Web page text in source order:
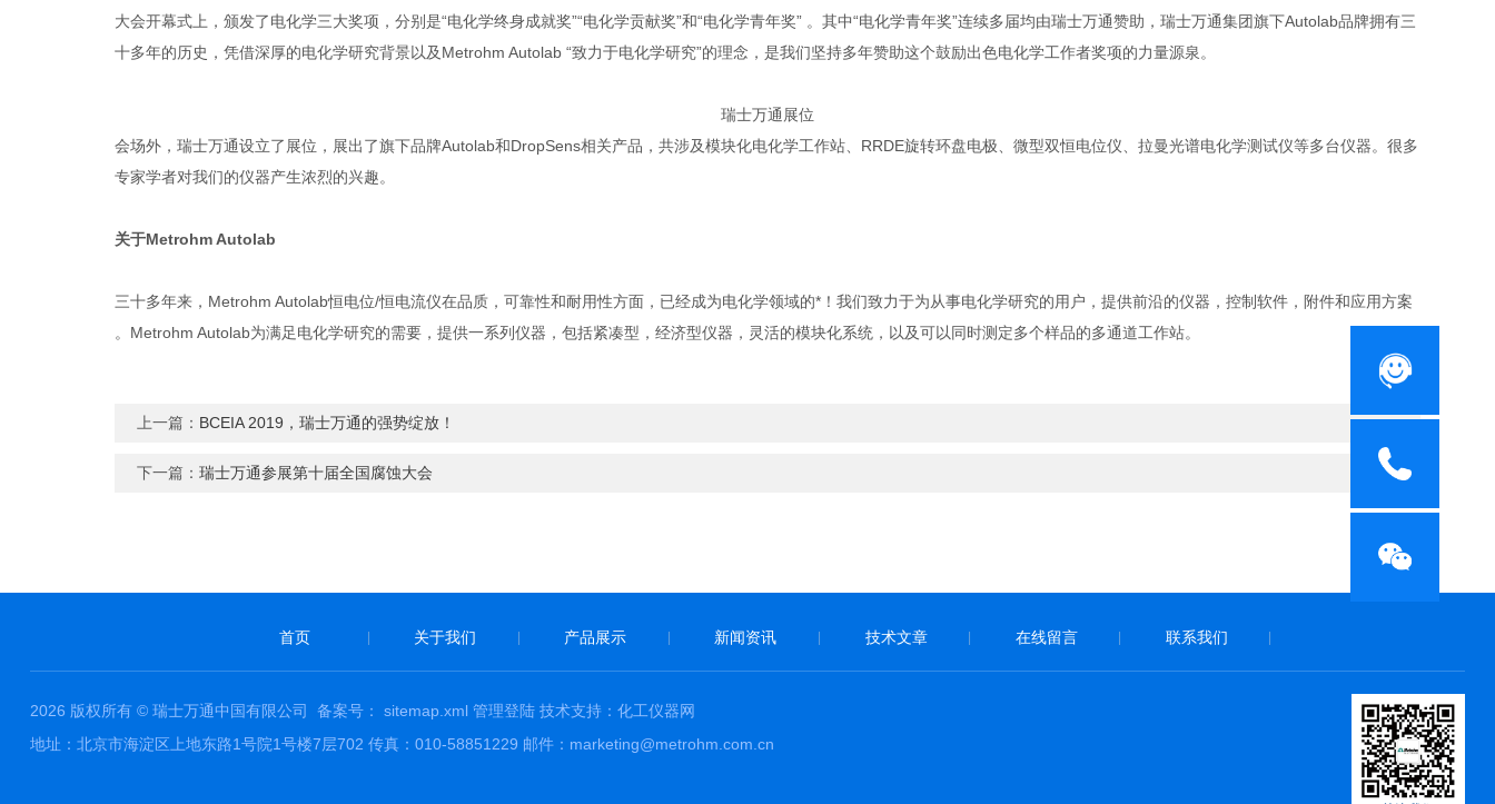
大会开幕式上，颁发了电化学三大奖项，分别是“电化学终身成就奖”“电化学贡献奖”和“电化学青年奖” 。其中“电化学青年奖”连续多届均由瑞士万通赞助，瑞士万通集团旗下Autolab品牌拥有三
十多年的历史，凭借深厚的电化学研究背景以及Metrohm Autolab “致力于电化学研究”的理念，是我们坚持多年赞助这个鼓励出色电化学工作者奖项的力量源泉。
瑞士万通展位
会场外，瑞士万通设立了展位，展出了旗下品牌Autolab和DropSens相关产品，共涉及模块化电化学工作站、RRDE旋转环盘电极、微型双恒电位仪、拉曼光谱电化学测试仪等多台仪器。很多
专家学者对我们的仪器产生浓烈的兴趣。
关于Metrohm Autolab
三十多年来，Metrohm Autolab恒电位/恒电流仪在品质，可靠性和耐用性方面，已经成为电化学领域的*！我们致力于为从事电化学研究的用户，提供前沿的仪器，控制软件，附件和应用方案
。Metrohm Autolab为满足电化学研究的需要，提供一系列仪器，包括紧凑型，经济型仪器，灵活的模块化系统，以及可以同时测定多个样品的多通道工作站。
上一篇： BCEIA 2019，瑞士万通的强势绽放！
下一篇：瑞士万通参展第十届全国腐蚀大会
首页 关于我们 产品展示 新闻资讯 技术文章 在线留言 联系我们
2026 版权所有 © 瑞士万通中国有限公司 备案号： sitemap.xml 管理登陆技术支持： 化工仪器网
地址：北京市海淀区上地东路1号院1号楼7层702 传真：010-58851229 邮件：marketing@metrohm.com.cn